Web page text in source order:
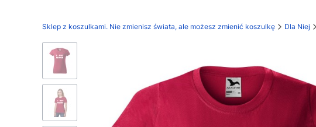
Sklep z koszulkami. Nie zmienisz świata, ale możesz zmienić koszulkę Dla Niej